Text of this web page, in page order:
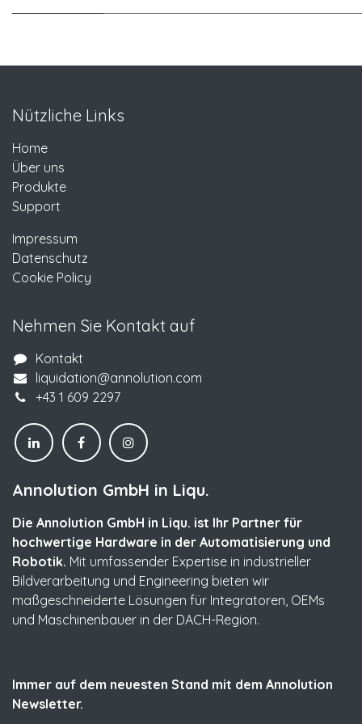
Nützliche Links
Home
Über uns
Produkte
Support
Impressum
Datenschutz
Cookie Policy
Nehmen Sie Kontakt auf
Kontakt
liquidation@annolution.com
+43 1 609 2297
Annolution GmbH in Liqu.
Die Annolution GmbH in Liqu. ist Ihr Partner für
hochwertige Hardware in der Automatisierung und
Robotik. Mit umfassender Expertise in industrieller
Bildverarbeitung und Engineering bieten wir
maßgeschneiderte Lösungen für Integratoren, OEMs
und Maschinenbauer in der DACH-Region.
Immer auf dem neuesten Stand mit dem Annolution
Newsletter.